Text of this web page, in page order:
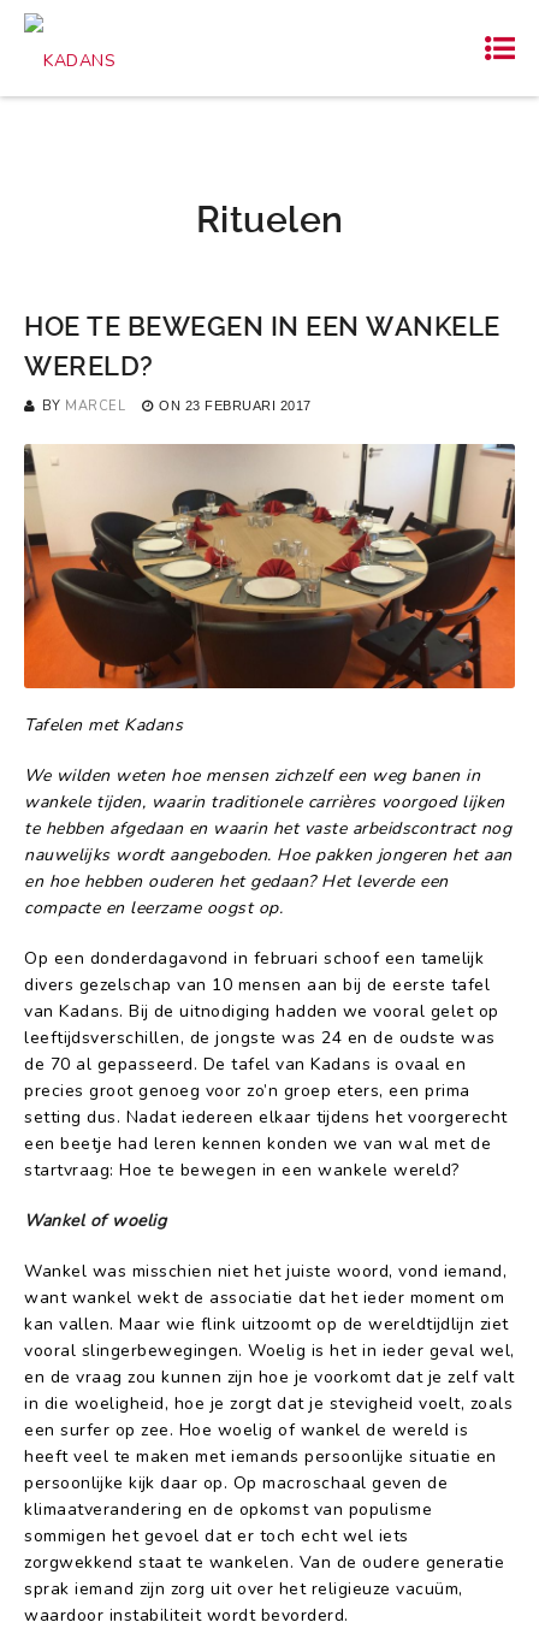
Rituelen
HOE TE BEWEGEN IN EEN WANKELE
WERELD?
BY MARCEL ON 23 FEBRUARI 2017
Tafelen met Kadans
We wilden weten hoe mensen zichzelf een weg banen in
wankele tijden, waarin traditionele carrières voorgoed lijken
te hebben afgedaan en waarin het vaste arbeidscontract nog
nauwelijks wordt aangeboden. Hoe pakken jongeren het aan
en hoe hebben ouderen het gedaan? Het leverde een
compacte en leerzame oogst op.
Op een donderdagavond in februari schoof een tamelijk
divers gezelschap van 10 mensen aan bij de eerste tafel
van Kadans. Bij de uitnodiging hadden we vooral gelet op
leeftijdsverschillen, de jongste was 24 en de oudste was
de 70 al gepasseerd. De tafel van Kadans is ovaal en
precies groot genoeg voor zo’n groep eters, een prima
setting dus. Nadat iedereen elkaar tijdens het voorgerecht
een beetje had leren kennen konden we van wal met de
startvraag: Hoe te bewegen in een wankele wereld?
Wankel of woelig
Wankel was misschien niet het juiste woord, vond iemand,
want wankel wekt de associatie dat het ieder moment om
kan vallen. Maar wie flink uitzoomt op de wereldtijdlijn ziet
vooral slingerbewegingen. Woelig is het in ieder geval wel,
en de vraag zou kunnen zijn hoe je voorkomt dat je zelf valt
in die woeligheid, hoe je zorgt dat je stevigheid voelt, zoals
een surfer op zee. Hoe woelig of wankel de wereld is
heeft veel te maken met iemands persoonlijke situatie en
persoonlijke kijk daar op. Op macroschaal geven de
klimaatverandering en de opkomst van populisme
sommigen het gevoel dat er toch echt wel iets
zorgwekkend staat te wankelen. Van de oudere generatie
sprak iemand zijn zorg uit over het religieuze vacuüm,
waardoor instabiliteit wordt bevorderd.